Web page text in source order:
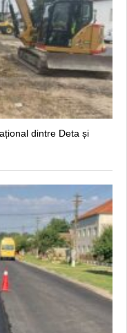
dintre Deta și